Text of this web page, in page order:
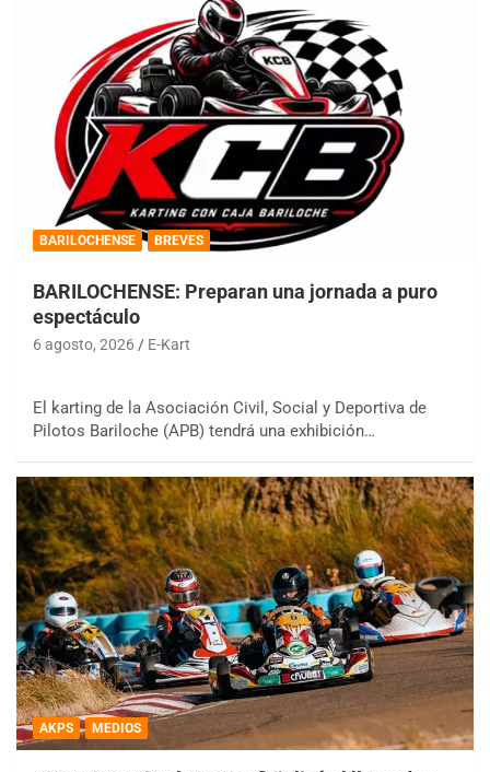
BARILOCHENSE BREVES
BARILOCHENSE: Preparan una jornada a puro
espectáculo
6 agosto, 2026 E-Kart
El karting de la Asociación Civil, Social y Deportiva de
Pilotos Bariloche (APB) tendrá una exhibición…
AKPS MEDIOS